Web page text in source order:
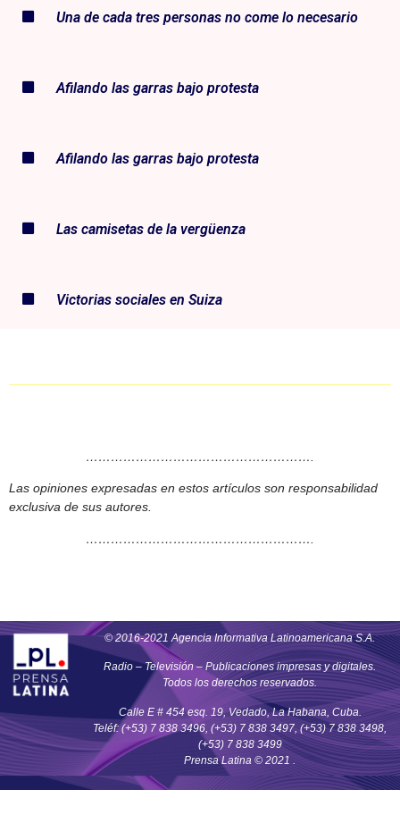
Una de cada tres personas no come lo necesario
Afilando las garras bajo protesta
Afilando las garras bajo protesta
Las camisetas de la vergüenza
Victorias sociales en Suiza
……………………………………………….
Las opiniones expresadas en estos artículos son responsabilidad
exclusiva de sus autores.
……………………………………………….
© 2016-2021 Agencia Informativa Latinoamericana S.A.
Radio – Televisión – Publicaciones impresas y digitales.
Todos los derechos reservados.
Calle E # 454 esq. 19, Vedado, La Habana, Cuba.
Teléf: (+53) 7 838 3496, (+53) 7 838 3497, (+53) 7 838 3498,
(+53) 7 838 3499
Prensa Latina © 2021 .